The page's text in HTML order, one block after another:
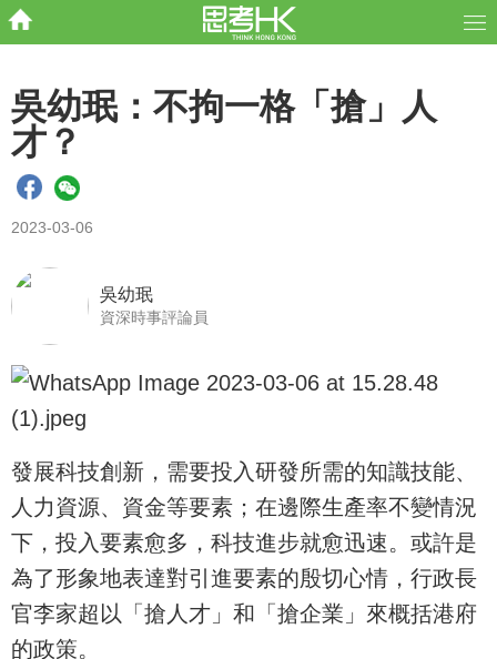
吳幼珉：不拘一格「搶」人
才？
2023-03-06
吳幼珉
資深時事評論員
發展科技創新，需要投入研發所需的知識技能、
人力資源、資金等要素；在邊際生產率不變情況
下，投入要素愈多，科技進步就愈迅速。或許是
為了形象地表達對引進要素的殷切心情，行政長
官李家超以「搶人才」和「搶企業」來概括港府
的政策。